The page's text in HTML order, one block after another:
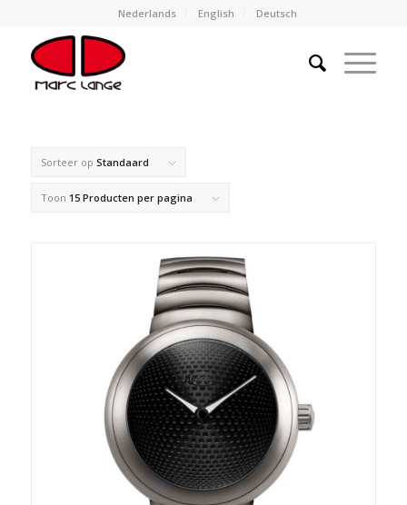
Nederlands English Deutsch
Sorteer op Standaard
Toon 15 Producten per pagina